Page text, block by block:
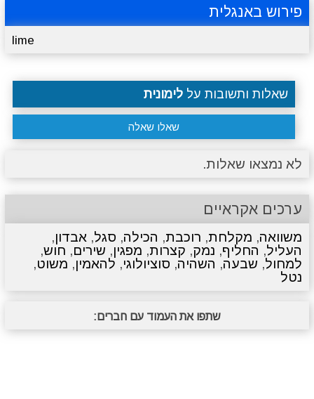
פירוש באנגלית
lime
שאלות ותשובות על לימונית
שאלו שאלה
לא נמצאו שאלות.
ערכים אקראיים
משוואה, מקלחת, רוכבת, הכילה, סגל, אבדון,
העליל, החליף, נמק, קצרות, מפגין, שירים, חוש,
למחול, שבעה, השהיה, סוציולוגי, להאמין, משוט,
נטל
שתפו את העמוד עם חברים: